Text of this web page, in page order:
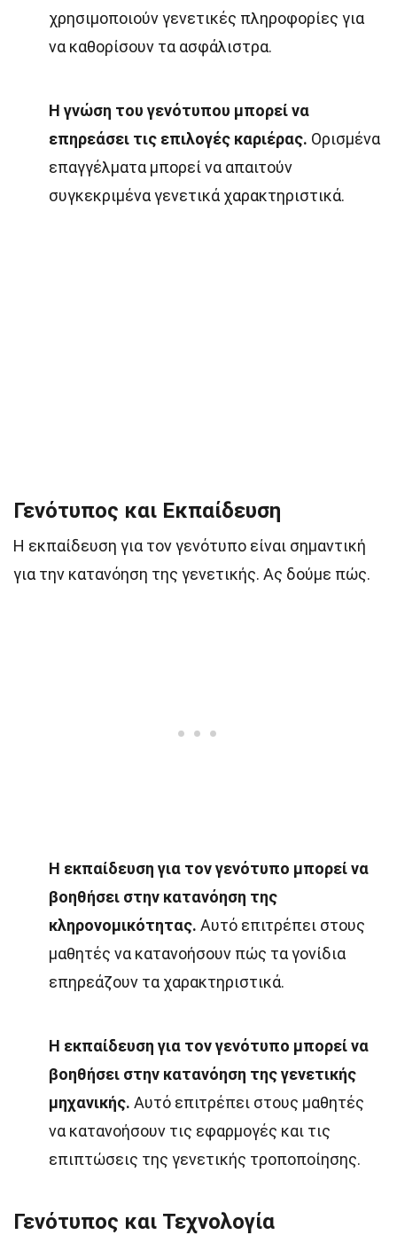
χρησιμοποιούν γενετικές πληροφορίες για
να καθορίσουν τα ασφάλιστρα.
Η γνώση του γενότυπου μπορεί να
επηρεάσει τις επιλογές καριέρας. Ορισμένα
επαγγέλματα μπορεί να απαιτούν
συγκεκριμένα γενετικά χαρακτηριστικά.
Γενότυπος και Εκπαίδευση
Η εκπαίδευση για τον γενότυπο είναι σημαντική
για την κατανόηση της γενετικής. Ας δούμε πώς.
Η εκπαίδευση για τον γενότυπο μπορεί να
βοηθήσει στην κατανόηση της
κληρονομικότητας. Αυτό επιτρέπει στους
μαθητές να κατανοήσουν πώς τα γονίδια
επηρεάζουν τα χαρακτηριστικά.
Η εκπαίδευση για τον γενότυπο μπορεί να
βοηθήσει στην κατανόηση της γενετικής
μηχανικής. Αυτό επιτρέπει στους μαθητές
να κατανοήσουν τις εφαρμογές και τις
επιπτώσεις της γενετικής τροποποίησης.
Γενότυπος και Τεχνολογία